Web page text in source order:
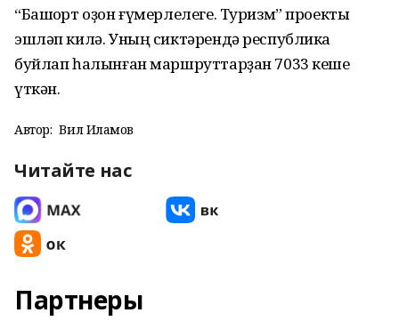
“Башҡорт оҙон ғүмерлелеге. Туризм” проекты
эшләп килә. Уның сиктәрендә республика
буйлап һалынған маршруттарҙан 7033 кеше
үткән.
Автор: Вил Илһамов
Читайте нас
Партнеры